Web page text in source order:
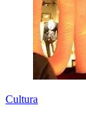
Cultura